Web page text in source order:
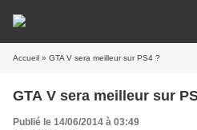
Accueil » GTA V sera meilleur sur PS4 ?
GTA V sera meilleur sur
Publié le 14/06/2014 à 03:49